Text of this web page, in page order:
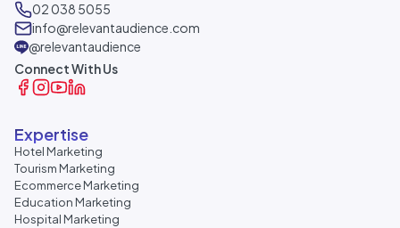
02 038 5055
info@relevantaudience.com
@relevantaudience
Connect With Us
Expertise
Hotel Marketing
Tourism Marketing
Ecommerce Marketing
Education Marketing
Hospital Marketing